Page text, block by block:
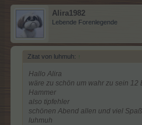
(bei uns in Stufe 8: 12 x Ballpumpe
Quelle#1
Alira1982
Lebende Forenlegende
Zitat von luhmuh: ↑
Hallo Alira
wäre zu schön um wahr zu sein
Hammer
also tipfehler
schönen Abend allen und viel
luhmuh